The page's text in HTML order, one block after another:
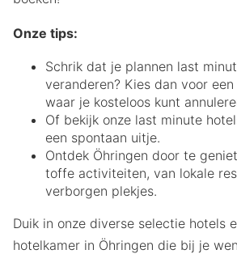
Onze tips:
Schrik dat je plannen last
veranderen? Kies dan voor
waar je kosteloos kunt
Of bekijk onze last minute
een spontaan uitje.
Ontdek Öhringen door te
toffe activiteiten, van lokale
verborgen plekjes.
Duik in onze diverse selectie hotels
hotelkamer in Öhringen die bij je